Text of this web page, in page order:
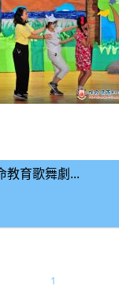
教育歌舞劇...
1